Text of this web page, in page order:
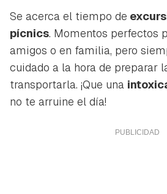
Se acerca el tiempo de
pícnics. Momentos perfectos
amigos o en familia, pero
cuidado a la hora de preparar
transportarla. ¡Que una
no te arruine el día!